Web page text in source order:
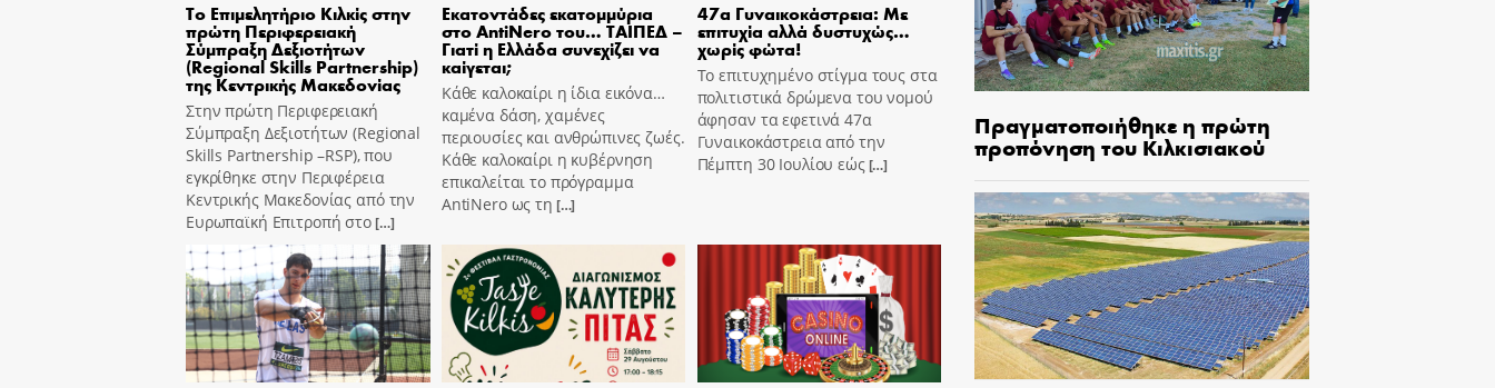
Το Επιμελητήριο Κιλκίς στην
πρώτη Περιφερειακή
Σύμπραξη Δεξιοτήτων
(Regional Skills Partnership)
της Κεντρικής Μακεδονίας
Στην πρώτη Περιφερειακή
Σύμπραξη Δεξιοτήτων (Regional
Skills Partnership –RSP), που
εγκρίθηκε στην Περιφέρεια
Κεντρικής Μακεδονίας από την
Ευρωπαϊκή Επιτροπή στο[…]
Εκατοντάδες εκατομμύρια
στο AntiNero του… ΤΑΙΠΕΔ –
Γιατί η Ελλάδα συνεχίζει να
καίγεται;
Κάθε καλοκαίρι η ίδια εικόνα…
καμένα δάση, χαμένες
περιουσίες και ανθρώπινες ζωές.
Κάθε καλοκαίρι η κυβέρνηση
επικαλείται το πρόγραμμα
AntiNero ως τη […]
47α Γυναικοκάστρεια: Με
επιτυχία αλλά δυστυχώς…
χωρίς φώτα!
Το επιτυχημένο στίγμα τους στα
πολιτιστικά δρώμενα του νομού
άφησαν τα εφετινά 47α
Γυναικοκάστρεια από την
Πέμπτη 30 Ιουλίου εώς[…]
Πραγματοποιήθηκε η πρώτη
προπόνηση του Κιλκισιακού